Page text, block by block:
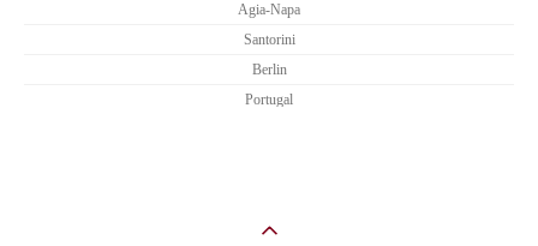
Agia-Napa
Santorini
Berlin
Portugal